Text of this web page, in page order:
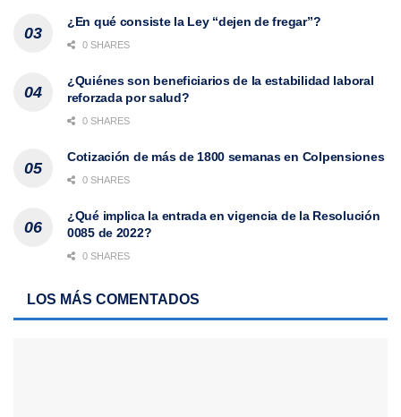
¿En qué consiste la Ley “dejen de fregar”?
0 SHARES
¿Quiénes son beneficiarios de la estabilidad laboral
reforzada por salud?
0 SHARES
Cotización de más de 1800 semanas en Colpensiones
0 SHARES
¿Qué implica la entrada en vigencia de la Resolución
0085 de 2022?
0 SHARES
LOS MÁS COMENTADOS